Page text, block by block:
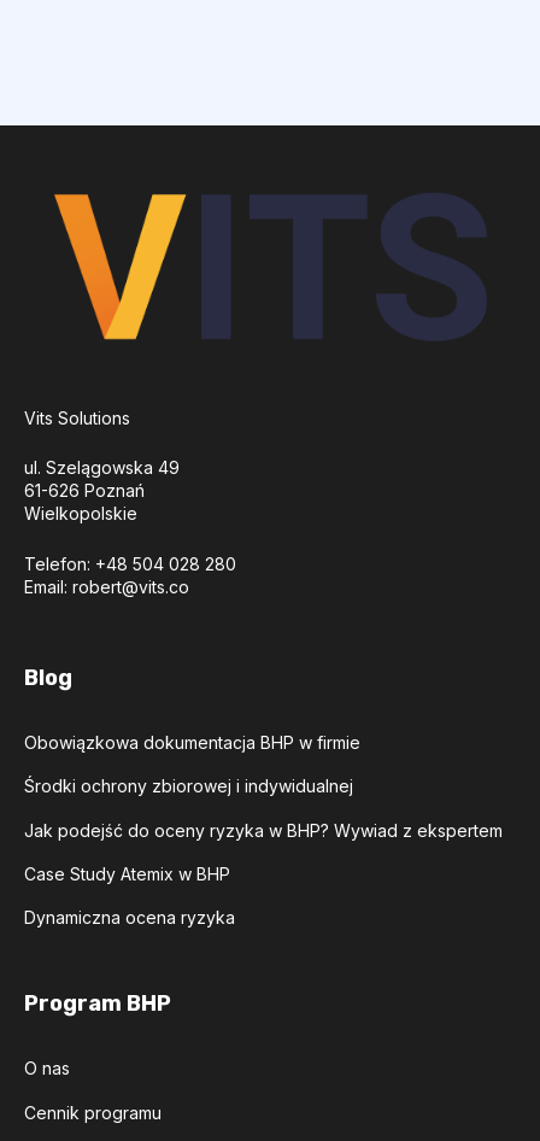
Vits Solutions
ul. Szelągowska 49
61-626 Poznań
Wielkopolskie
Telefon: +48 504 028 280
Email: robert@vits.co
Blog
Obowiązkowa dokumentacja BHP w firmie
Środki ochrony zbiorowej i indywidualnej
Jak podejść do oceny ryzyka w BHP? Wywiad z ekspertem
Case Study Atemix w BHP
Dynamiczna ocena ryzyka
Program BHP
O nas
Cennik programu